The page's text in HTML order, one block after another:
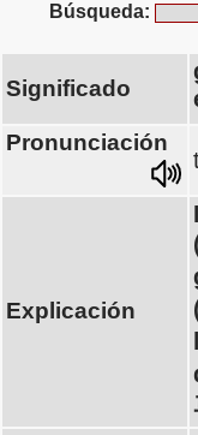
Búsqueda:
Significado
Pronunciación
Explicación